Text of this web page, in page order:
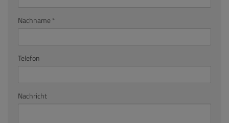
Nachname
Telefon
Nachricht